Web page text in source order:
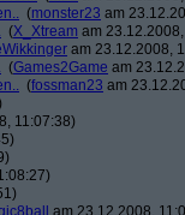
(monster23 am
(X_Xtream am
am 23.12.2008,
(Games2Game am
(fossman23 am
11:07:38)
am 23.12.2008,